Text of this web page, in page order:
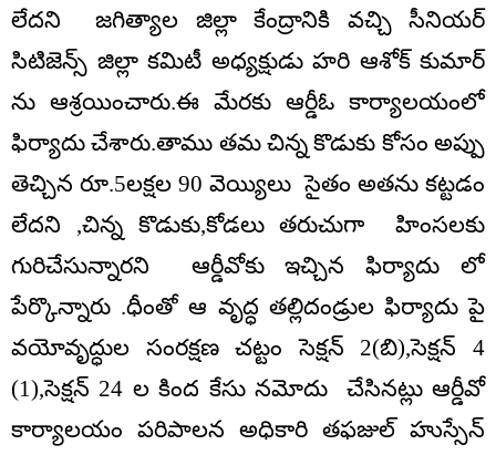
లేదని జగిత్యాల జిల్లా కేంద్రానికి వచ్చి సీనియర్
సిటిజెన్స్ జిల్లా కమిటీ అధ్యక్షుడు హరి ఆశోక్ కుమార్
ను ఆశ్రయించారు.ఈ మేరకు ఆర్డీఓ కార్యాలయంలో
ఫిర్యాదు చేశారు.తాము తమ చిన్న కొడుకు కోసం అప్పు
తెచ్చిన రూ.5లక్షల 90 వెయ్యిలు సైతం అతను కట్టడం
లేదని ,చిన్న కొడుకు,కోడలు తరుచుగా హింసలకు
గురిచేసున్నారని ఆర్డీవోకు ఇచ్చిన ఫిర్యాదు లో
పేర్కొన్నారు .ధీంతో ఆ వృద్ధ తల్లిదండ్రుల ఫిర్యాదు పై
వయోవృద్ధుల సంరక్షణ చట్టం సెక్షన్ 2(బి),సెక్షన్ 4
(1),సెక్షన్ 24 ల కింద కేసు నమోదు చేసినట్లు ఆర్డీవో
కార్యాలయం పరిపాలన అధికారి తఫజుల్ హుస్సేన్